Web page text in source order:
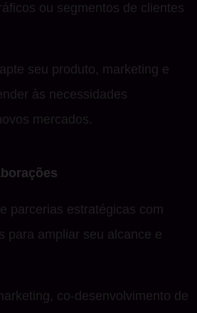
ou segmentos de clientes
seu produto, marketing e
às necessidades
mercados.
parcerias estratégicas com
para ampliar seu alcance e
co-desenvolvimento de